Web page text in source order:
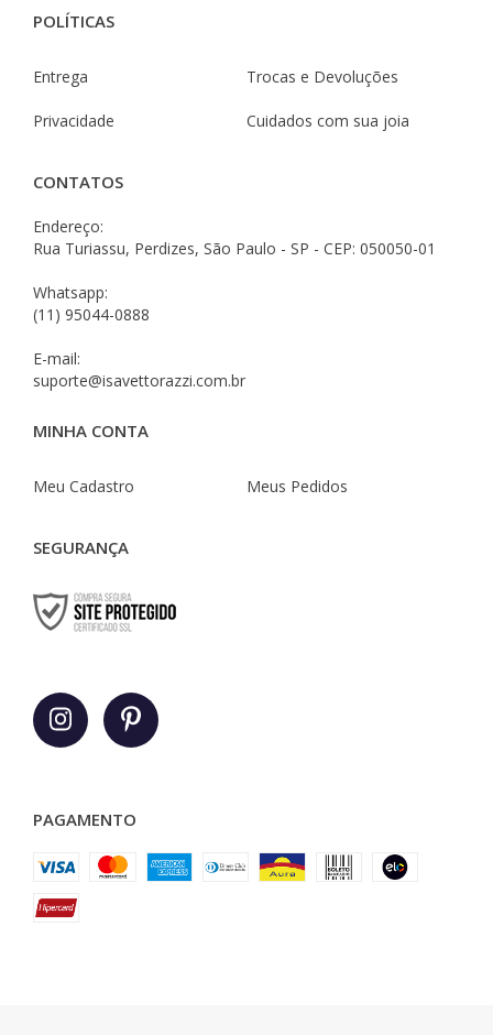
POLÍTICAS
Entrega Trocas e Devoluções
Privacidade Cuidados com sua joia
CONTATOS
Endereço:
Rua Turiassu, Perdizes, São Paulo - SP - CEP: 050050-01
Whatsapp:
(11) 95044-0888
E-mail:
suporte@isavettorazzi.com.br
MINHA CONTA
Meu Cadastro Meus Pedidos
SEGURANÇA
PAGAMENTO